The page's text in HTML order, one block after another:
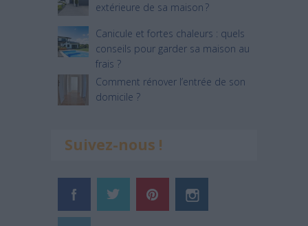
extérieure de sa maison ?
Canicule et fortes chaleurs : quels
conseils pour garder sa maison au
frais ?
Comment rénover l’entrée de son
domicile ?
Suivez-nous !